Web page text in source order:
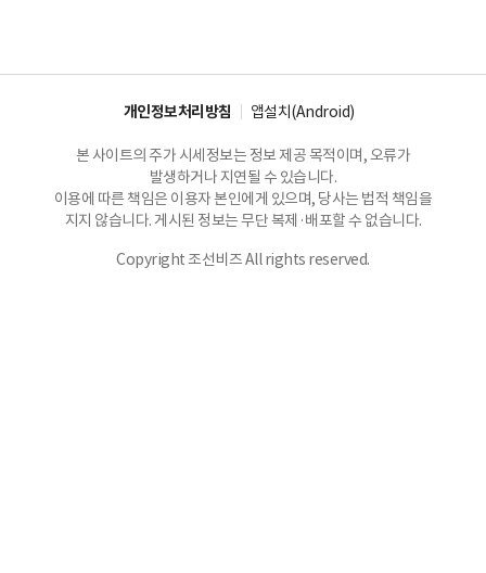
개인정보처리방침 앱설치(Android)
본 사이트의 주가 시세정보는 정보 제공 목적이며, 오류가
발생하거나 지연될 수 있습니다.
이용에 따른 책임은 이용자 본인에게 있으며, 당사는 법적 책임을
지지 않습니다. 게시된 정보는 무단 복제·배포할 수 없습니다.
Copyright 조선비즈 All rights reserved.